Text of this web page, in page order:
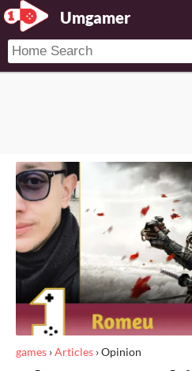
Umgamer
games ›Articles ›Opinion